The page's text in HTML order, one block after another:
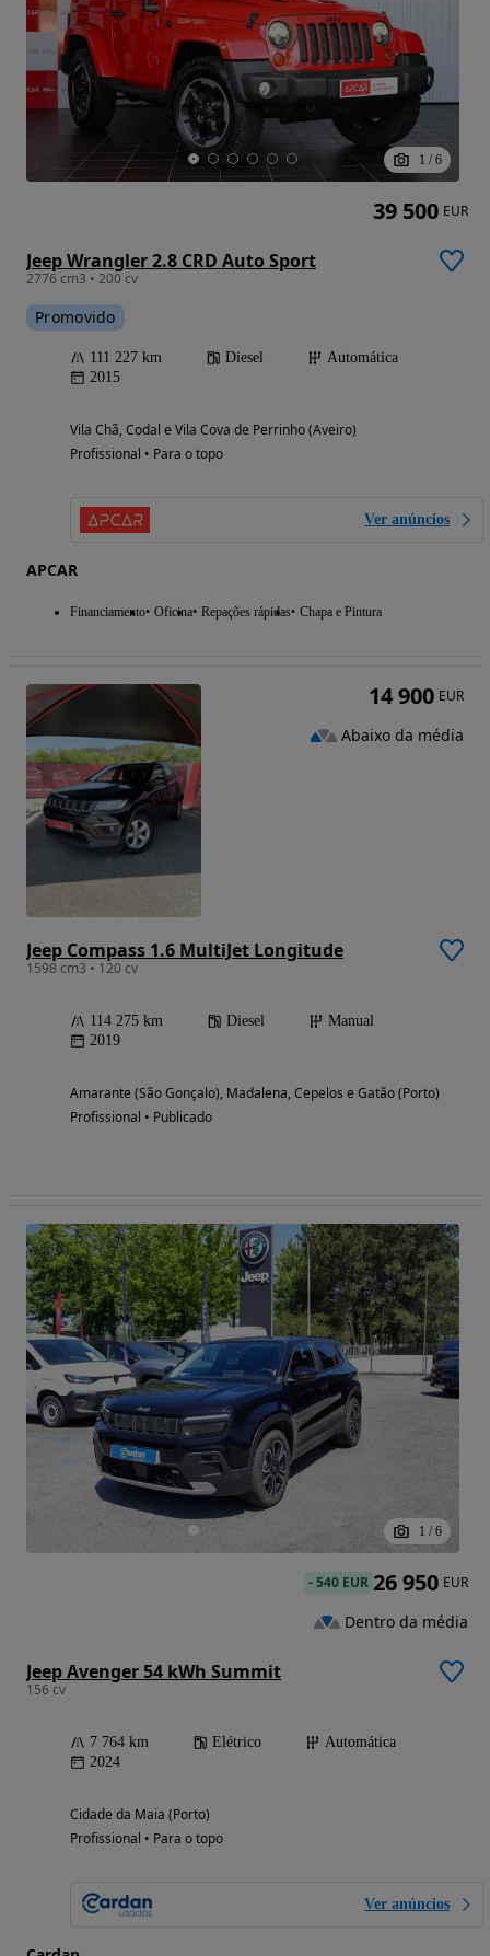
1 / 6
Jeep Wrangler 2.8 CRD Auto Sport
2776 cm3 • 200 cv
Promovido
111 227 km Diesel
Automática
2015
Vila Chã, Codal e Vila Cova de Perrinho (Aveiro)
Profissional • Para o topo
Ver anúncios
APCAR
Financiamento Oficina Repações rápidas Chapa e Pintura
39 500 EUR
Jeep Compass 1.6 MultiJet Longitude
1598 cm3 • 120 cv
114 275 km Diesel
Manual
2019
Amarante (São Gonçalo), Madalena, Cepelos e Gatão (Porto)
Profissional • Publicado
14 900 EUR
Abaixo da média
1 / 6
Jeep Avenger 54 kWh Summit
156 cv
7 764 km Elétrico
Automática
2024
Cidade da Maia (Porto)
Profissional • Para o topo
Ver anúncios
-540 EUR 26 950 EUR
Dentro da média